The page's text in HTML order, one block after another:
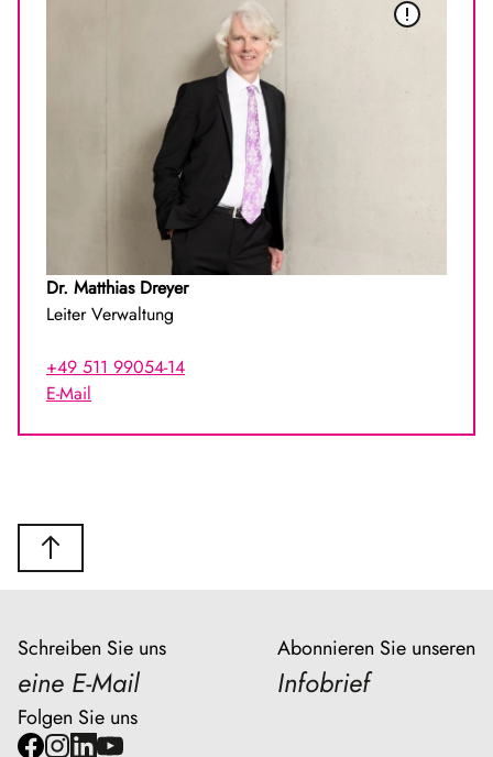
Dr. Matthias Dreyer
Leiter Verwaltung
+49 511 99054-14
E-Mail
Schreiben Sie uns
eine E-Mail
Abonnieren Sie unseren
Infobrief
Folgen Sie uns